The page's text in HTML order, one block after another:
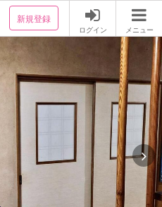
新規登録
ログイン メニュー